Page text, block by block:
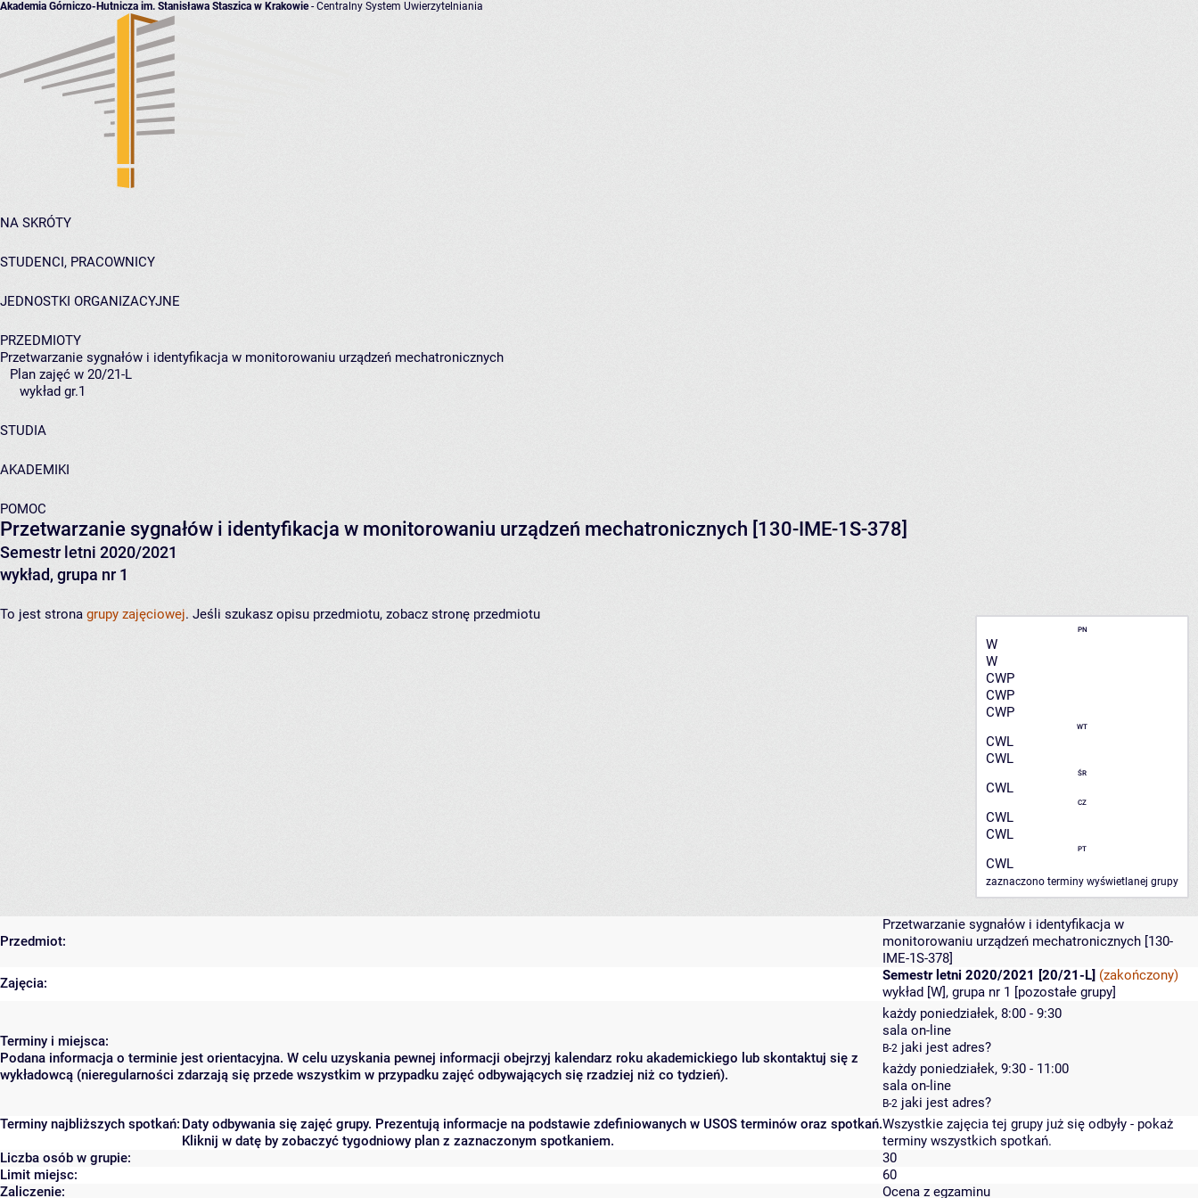
Akademia Górniczo-Hutnicza im. Stanisława Staszica w Krakowie- Centralny System Uwierzytelniania
NA SKRÓTY
STUDENCI, PRACOWNICY
JEDNOSTKI ORGANIZACYJNE
PRZEDMIOTY
Przetwarzanie sygnałów i identyfikacja w monitorowaniu urządzeń mechatronicznych
Plan zajęć w 20/21-L
wykład gr.1
STUDIA
AKADEMIKI
POMOC
Przetwarzanie sygnałów i identyfikacja w monitorowaniu urządzeń mechatronicznych [130-IME-1S-378]
Semestr letni 2020/2021
wykład, grupa nr 1
PN
W
W
CWP
CWP
CWP
WT
CWL
CWL
ŚR
CWL
CZ
CWL
CWL
PT
CWL
zaznaczono terminy wyświetlanej grupy
To jest strona grupy zajęciowej. Jeśli szukasz opisu przedmiotu, zobacz stronę przedmiotu
Przedmiot:
Przetwarzanie sygnałów i identyfikacja w
monitorowaniu urządzeń mechatronicznych [130-
IME-1S-378]
Zajęcia:
Semestr letni 2020/2021 [20/21-L] (zakończony)
wykład [W], grupa nr 1 [pozostałe grupy]
Terminy i miejsca:
Podana informacja o terminie jest orientacyjna. W celu uzyskania pewnej informacji obejrzyj kalendarz roku akademickiego lub skontaktuj się z
wykładowcą (nieregularności zdarzają się przede wszystkim w przypadku zajęć odbywających się rzadziej niż co tydzień).
każdy poniedziałek, 8:00 - 9:30
sala on-line
B-2 jaki jest adres?
każdy poniedziałek, 9:30 - 11:00
sala on-line
B-2 jaki jest adres?
Terminy najbliższych spotkań: Daty odbywania się zajęć grupy. Prezentują informacje na podstawie zdefiniowanych w USOS terminów oraz spotkań.
Kliknij w datę by zobaczyć tygodniowy plan z zaznaczonym spotkaniem.
Wszystkie zajęcia tej grupy już się odbyły - pokaż
terminy wszystkich spotkań.
Liczba osób w grupie:
30
Limit miejsc:
60
Zaliczenie:
Ocena z egzaminu